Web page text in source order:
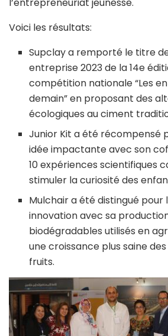
Voici les résultats:
Supclay a remporté le titre
entreprise 2023 de la 14e
compétition nationale “Les
demain” en proposant des
écologiques au ciment
Junior Kit a été récompensé
idée impactante avec son
10 expériences scientifiques
stimuler la curiosité des
Mulchair a été distingué pour
innovation avec sa
biodégradables utilisés en
une croissance plus saine
fruits.